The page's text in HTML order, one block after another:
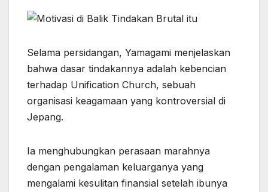
Selama persidangan, Yamagami menjelaskan
bahwa dasar tindakannya adalah kebencian
terhadap Unification Church, sebuah
organisasi keagamaan yang kontroversial di
Jepang.
Ia menghubungkan perasaan marahnya
dengan pengalaman keluarganya yang
mengalami kesulitan finansial setelah ibunya